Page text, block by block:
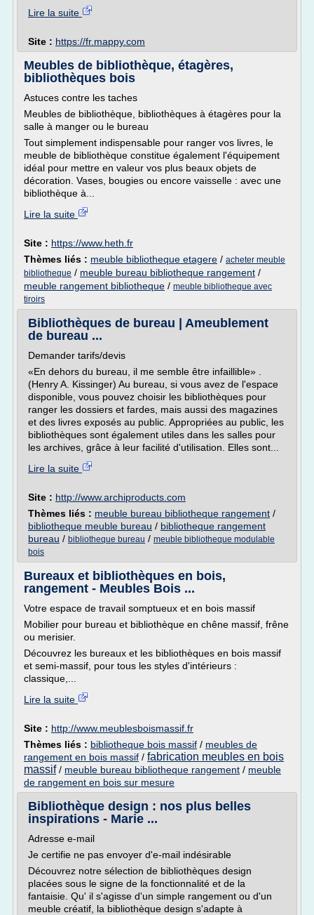
Lire la suite
Site : https://fr.mappy.com
Meubles de bibliothèque, étagères,
bibliothèques bois
Astuces contre les taches
Meubles de bibliothèque, bibliothèques à étagères pour la
salle à manger ou le bureau
Tout simplement indispensable pour ranger vos livres, le
meuble de bibliothèque constitue également l'équipement
idéal pour mettre en valeur vos plus beaux objets de
décoration. Vases, bougies ou encore vaisselle : avec une
bibliothèque à...
Lire la suite
Site : https://www.heth.fr
Thèmes liés : meuble bibliotheque etagere / acheter meuble
bibliotheque / meuble bureau bibliotheque rangement /
meuble rangement bibliotheque / meuble bibliotheque avec
tiroirs
Bibliothèques de bureau | Ameublement
de bureau ...
Demander tarifs/devis
«En dehors du bureau, il me semble être infaillible» .
(Henry A. Kissinger) Au bureau, si vous avez de l'espace
disponible, vous pouvez choisir les bibliothèques pour
ranger les dossiers et fardes, mais aussi des magazines
et des livres exposés au public. Appropriées au public, les
bibliothèques sont également utiles dans les salles pour
les archives, grâce à leur facilité d'utilisation. Elles sont...
Lire la suite
Site : http://www.archiproducts.com
Thèmes liés : meuble bureau bibliotheque rangement /
bibliotheque meuble bureau / bibliotheque rangement
bureau / bibliotheque bureau / meuble bibliotheque modulable
bois
Bureaux et bibliothèques en bois,
rangement - Meubles Bois ...
Votre espace de travail somptueux et en bois massif
Mobilier pour bureau et bibliothèque en chêne massif, frêne
ou merisier.
Découvrez les bureaux et les bibliothèques en bois massif
et semi-massif, pour tous les styles d'intérieurs :
classique,...
Lire la suite
Site : http://www.meublesboismassif.fr
Thèmes liés : bibliotheque bois massif / meubles de
rangement en bois massif / fabrication meubles en bois
massif/ meuble bureau bibliotheque rangement / meuble
de rangement en bois sur mesure
Bibliothèque design : nos plus belles
inspirations - Marie ...
Adresse e-mail
Je certifie ne pas envoyer d'e-mail indésirable
Découvrez notre sélection de bibliothèques design
placées sous le signe de la fonctionnalité et de la
fantaisie. Qu' il s'agisse d'un simple rangement ou d'un
meuble créatif, la bibliothèque design s'adapte à